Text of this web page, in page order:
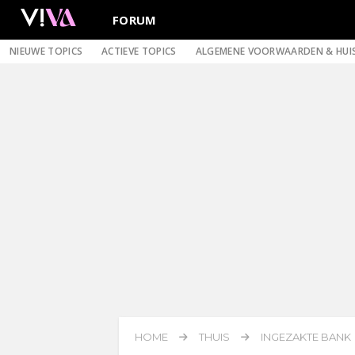
FORUM
NIEUWE TOPICS ACTIEVE TOPICS ALGEMENE VOORWAARDEN &
HOME THUIS INGEZAKTE BANK